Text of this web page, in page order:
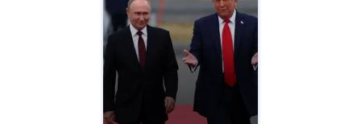
https://gradewatches.to/